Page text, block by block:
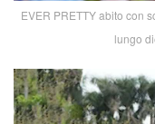
EVER PRETTY abito con
lungo